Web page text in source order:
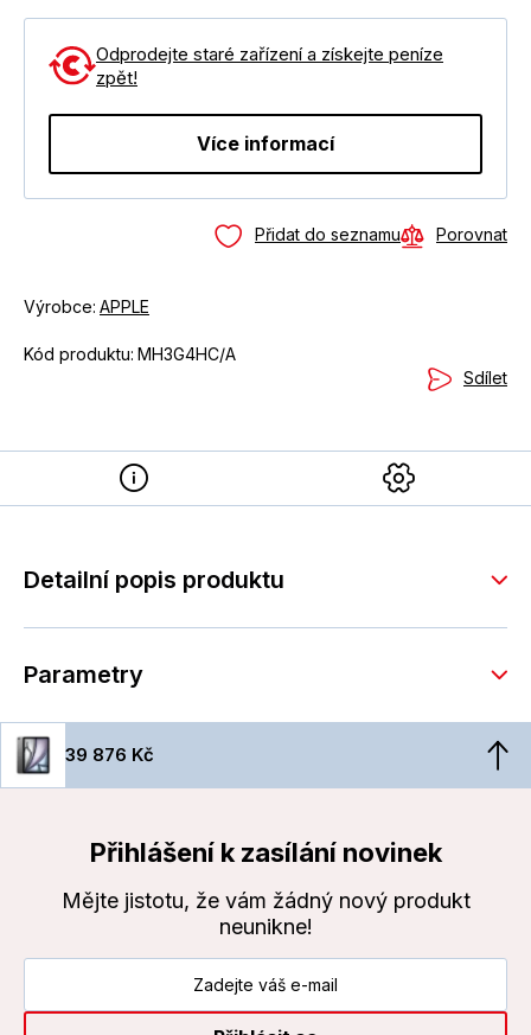
Odprodejte staré zařízení a získejte peníze
zpět!
Více informací
Přidat do seznamu Porovnat
Výrobce: APPLE
Kód produktu: MH3G4HC/A
Sdílet
Detailní popis produktu
Parametry
39 876 Kč
Přihlášení k zasílání novinek
Mějte jistotu, že vám žádný nový produkt
neunikne!